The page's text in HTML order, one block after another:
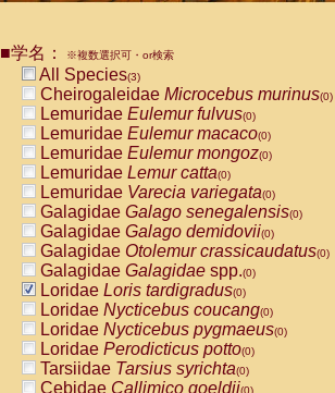
■学名： ※複数選択可・or検索
All Species(3)
Cheirogaleidae Microcebus murinus(0)
Lemuridae Eulemur fulvus(0)
Lemuridae Eulemur macaco(0)
Lemuridae Eulemur mongoz(0)
Lemuridae Lemur catta(0)
Lemuridae Varecia variegata(0)
Galagidae Galago senegalensis(0)
Galagidae Galago demidovii(0)
Galagidae Otolemur crassicaudatus(0)
Galagidae Galagidae spp.(0)
Loridae Loris tardigradus(0)
Loridae Nycticebus coucang(0)
Loridae Nycticebus pygmaeus(0)
Loridae Perodicticus potto(0)
Tarsiidae Tarsius syrichta(0)
Cebidae Callimico goeldii(0)